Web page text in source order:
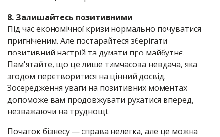
8. Залишайтесь позитивними
Під час економічної кризи нормально почуватися
пригніченим. Але постарайтеся зберігати
позитивний настрій та думати про майбутнє.
Пам'ятайте, що це лише тимчасова невдача, яка
згодом перетворитися на цінний досвід.
Зосередження уваги на позитивних моментах
допоможе вам продовжувати рухатися вперед,
незважаючи на труднощі.
Початок бізнесу — справа нелегка, але це можна